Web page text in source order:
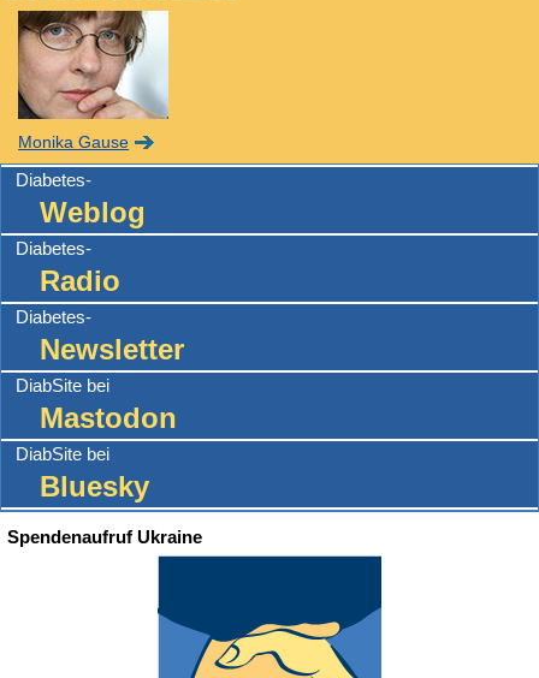
Monika Gause
Diabetes-
Weblog
Diabetes-
Radio
Diabetes-
Newsletter
DiabSite bei
Mastodon
DiabSite bei
Bluesky
Spendenaufruf Ukraine